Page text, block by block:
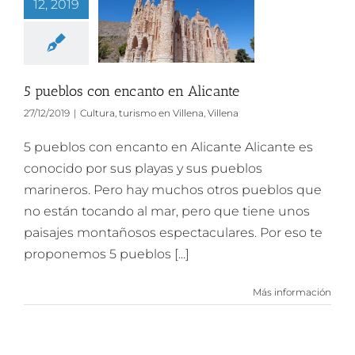
12, 2019
5 pueblos con encanto en Alicante
27/12/2019 | Cultura, turismo en Villena, Villena
5 pueblos con encanto en Alicante Alicante es
conocido por sus playas y sus pueblos
marineros. Pero hay muchos otros pueblos que
no están tocando al mar, pero que tiene unos
paisajes montañosos espectaculares. Por eso te
proponemos 5 pueblos [...]
Más información